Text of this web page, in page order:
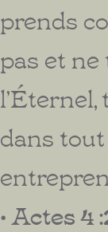
prends
pas et ne
dans
• Actes 4